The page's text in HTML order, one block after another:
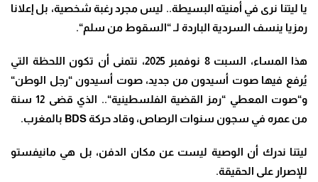
يا ليتنا نرى في أمنيته البسيطة.. ليس مجرد رغبة شخصية، بل إعلانا
رمزيا ينسف السردية الباردة لـ “السقوط من سلم“
.
هذا المساء، السبت 8 نوفمبر 2025، نتمنى أن تكون اللحظة التي
يُرفع فيها صوت أسيدون من جديد، صوت أسيدون “رجل الوطن“
و“صوت المعطي “رمز القضية الفلسطينية“
.. الذي قضى 12 سنة
من عمره في سجون سنوات الرصاص، وقاد حركة
بالمغرب.
ليتنا ندرك أن الوصية ليست عن مكان الدفن، بل هي مانيفستو
للإصرار على الحقيقة.